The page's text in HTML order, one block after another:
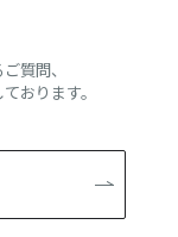
質問、
おります。